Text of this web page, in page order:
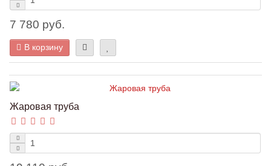
7 780 руб.
В корзину
Жаровая труба